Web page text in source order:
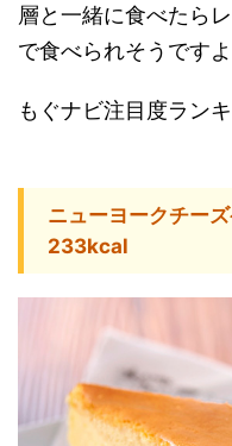
層と一緒に食べたら
で食べられそうですよ
もぐナビ注目度ラン
ニューヨークチー
233kcal